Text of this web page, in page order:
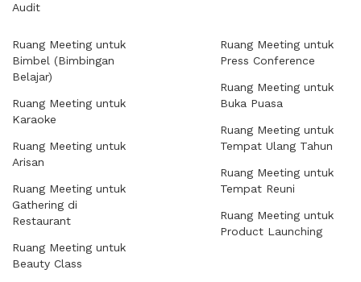
Audit
Ruang Meeting untuk
Bimbel (Bimbingan
Belajar)
Ruang Meeting untuk
Karaoke
Ruang Meeting untuk
Arisan
Ruang Meeting untuk
Gathering di
Restaurant
Ruang Meeting untuk
Beauty Class
Ruang Meeting untuk
Press Conference
Ruang Meeting untuk
Buka Puasa
Ruang Meeting untuk
Tempat Ulang Tahun
Ruang Meeting untuk
Tempat Reuni
Ruang Meeting untuk
Product Launching